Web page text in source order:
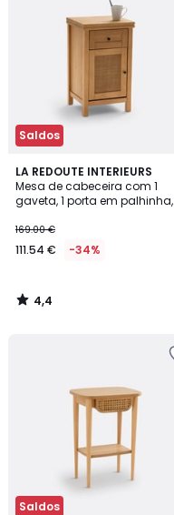
Saldos
LA REDOUTE INTERIEURS
Mesa de cabeceira com 1
gaveta, 1 porta em palhinha,
169.00 €
111.54 € -34%
4,4
/ 5
4,4
/
Saldos